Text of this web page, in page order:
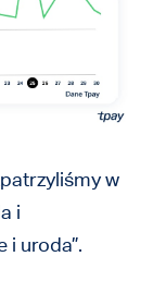
w
i
i uroda”.